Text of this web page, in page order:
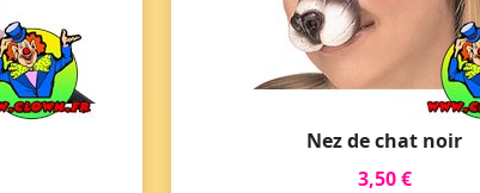
Nez de chat noir
3,50 €